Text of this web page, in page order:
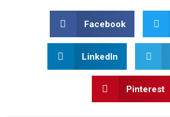
Facebook
LinkedIn
Pinterest